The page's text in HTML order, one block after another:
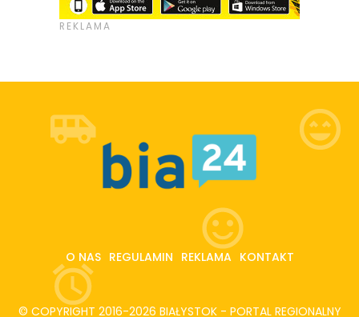
O NAS REGULAMIN REKLAMA KONTAKT
© COPYRIGHT 2016-2026 BIAŁYSTOK - PORTAL REGIONALNY